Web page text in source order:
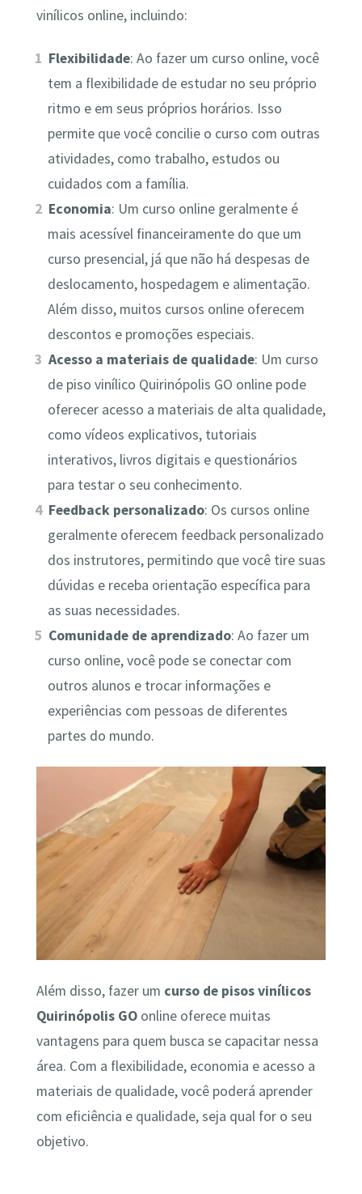
vinílicos online, incluindo:
Flexibilidade: Ao fazer um curso online, você
tem a flexibilidade de estudar no seu próprio
ritmo e em seus próprios horários. Isso
permite que você concilie o curso com outras
atividades, como trabalho, estudos ou
cuidados com a família.
Economia: Um curso online geralmente é
mais acessível financeiramente do que um
curso presencial, já que não há despesas de
deslocamento, hospedagem e alimentação.
Além disso, muitos cursos online oferecem
descontos e promoções especiais.
Acesso a materiais de qualidade: Um curso
de piso vinílico Quirinópolis GO online pode
oferecer acesso a materiais de alta qualidade,
como vídeos explicativos, tutoriais
interativos, livros digitais e questionários
para testar o seu conhecimento.
Feedback personalizado: Os cursos online
geralmente oferecem feedback personalizado
dos instrutores, permitindo que você tire suas
dúvidas e receba orientação específica para
as suas necessidades.
Comunidade de aprendizado: Ao fazer um
curso online, você pode se conectar com
outros alunos e trocar informações e
experiências com pessoas de diferentes
partes do mundo.
Além disso, fazer um curso de pisos vinílicos
Quirinópolis GOonline oferece muitas
vantagens para quem busca se capacitar nessa
área. Com a flexibilidade, economia e acesso a
materiais de qualidade, você poderá aprender
com eficiência e qualidade, seja qual for o seu
objetivo.